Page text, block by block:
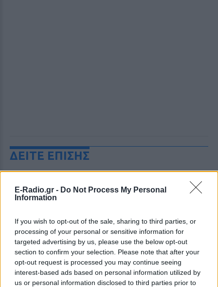
E-Radio.gr - Do Not Process My Personal
Information
If you wish to opt-out of the sale, sharing to third parties, or
processing of your personal or sensitive information for
targeted advertising by us, please use the below opt-out
section to confirm your selection. Please note that after your
opt-out request is processed you may continue seeing
interest-based ads based on personal information utilized by
us or personal information disclosed to third parties prior to
ΔΕΙΤΕ ΕΠΙΣΗΣ
που σκότωσε νύφη ώρες μετά
τον γάμο της
ΧΤΕΣ
Η Jamie Lee Komoroski, με αλκοόλ
τριπλάσιο του νόμιμου ορίου, έπεσε
πάνω στο golf cart των νεόνυμφων στο
Folly Beach - τώρα νέο υλικό από το